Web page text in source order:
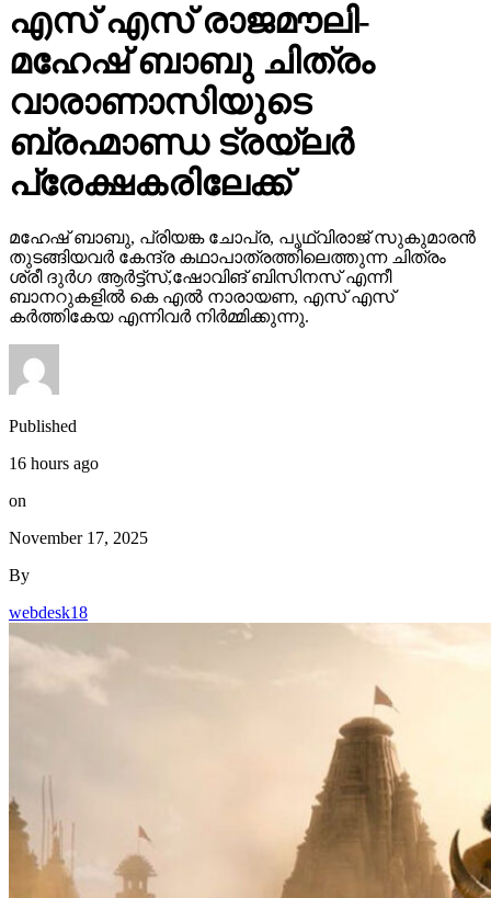
എസ് എസ് രാജമൗലി-
മഹേഷ് ബാബു ചിത്രം
വാരാണാസിയുടെ
ബ്രഹ്മാണ്ഡ ട്രയ്ലർ
പ്രേക്ഷകരിലേക്ക്
മഹേഷ് ബാബു, പ്രിയങ്ക ചോപ്ര, പൃഥ്വിരാജ് സുകുമാരൻ
തുടങ്ങിയവർ കേന്ദ്ര കഥാപാത്രത്തിലെത്തുന്ന ചിത്രം
ശ്രീ ദുർഗ ആർട്ട്സ്,ഷോവിങ് ബിസിനസ് എന്നീ
ബാനറുകളിൽ കെ എൽ നാരായണ, എസ് എസ്
കർത്തികേയ എന്നിവർ നിർമ്മിക്കുന്നു.
Published
16 hours ago
on
November 17, 2025
By
webdesk18